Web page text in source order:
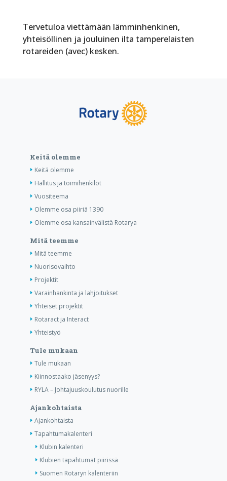
Tervetuloa viettämään lämminhenkinen,
yhteisöllinen ja jouluinen ilta tamperelaisten
rotareiden (avec) kesken.
Keitä olemme
Keitä olemme
Hallitus ja toimihenkilöt
Vuositeema
Olemme osa piiriä 1390
Olemme osa kansainvälistä Rotarya
Mitä teemme
Mitä teemme
Nuorisovaihto
Projektit
Varainhankinta ja lahjoitukset
Yhteiset projektit
Rotaract ja Interact
Yhteistyö
Tule mukaan
Tule mukaan
Kiinnostaako jäsenyys?
RYLA – Johtajuuskoulutus nuorille
Ajankohtaista
Ajankohtaista
Tapahtumakalenteri
Klubin kalenteri
Klubien tapahtumat piirissä
Suomen Rotaryn kalenteriin